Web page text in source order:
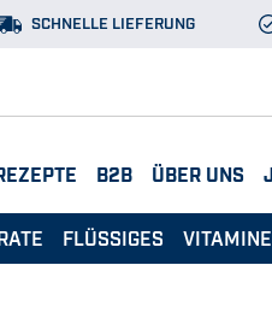
SCHNELLE LIEFERUNG
B2B ÜBER UNS
FLÜSSIGES VITAMINE